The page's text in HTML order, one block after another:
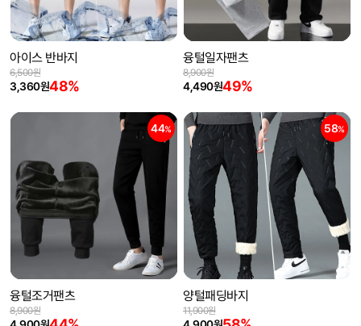
아이스 반바지
3,360원48%
6,500원
융털일자팬츠
4,490원49%
8,900원
44%
융털조거팬츠
8,900원
58%
양털패딩바지
11,900원